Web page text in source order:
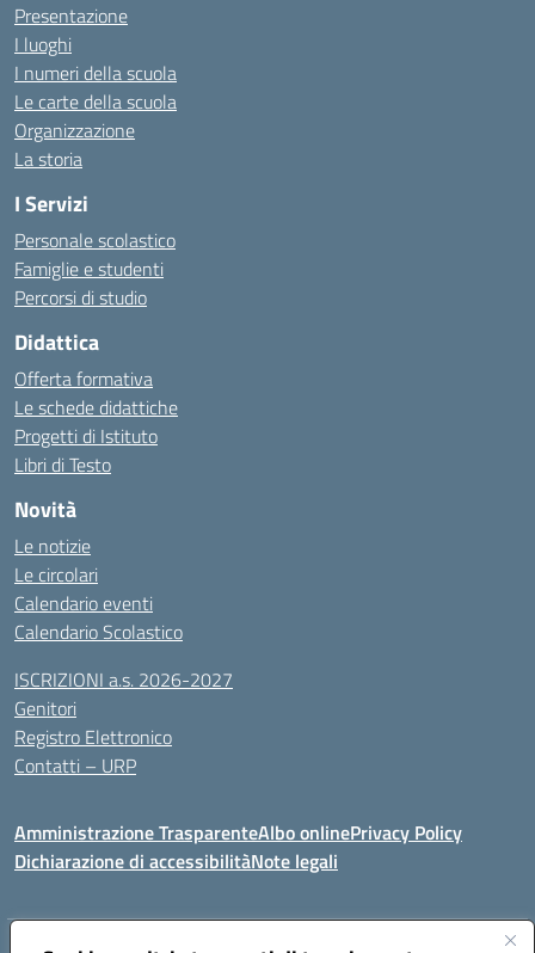
Presentazione
I luoghi
I numeri della scuola
Le carte della scuola
Organizzazione
La storia
I Servizi
Personale scolastico
Famiglie e studenti
Percorsi di studio
Didattica
Offerta formativa
Le schede didattiche
Progetti di Istituto
Libri di Testo
Novità
Le notizie
Le circolari
Calendario eventi
Calendario Scolastico
ISCRIZIONI a.s. 2026-2027
Genitori
Registro Elettronico
Contatti – URP
Amministrazione TrasparenteAlbo onlinePrivacy Policy
Dichiarazione di accessibilitàNote legali